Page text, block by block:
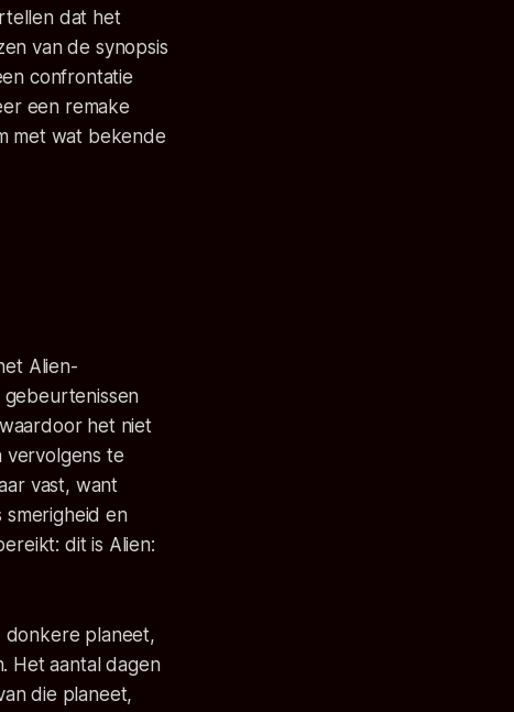
dat het
van de synopsis
confrontatie
een remake
met wat bekende
Alien-
gebeurtenissen
het niet
vervolgens te
vast, want
en
dit is Alien:
donkere planeet,
Het aantal dagen
die planeet,